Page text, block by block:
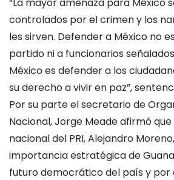
controlados por el crimen y los
les sirven. Defender a México no
partido ni a funcionarios
México es defender a los
su derecho a vivir en paz”,
Por su parte el secretario de
Nacional, Jorge Meade afirmó
nacional del PRI, Alejandro
importancia estratégica de
futuro democrático del país y por